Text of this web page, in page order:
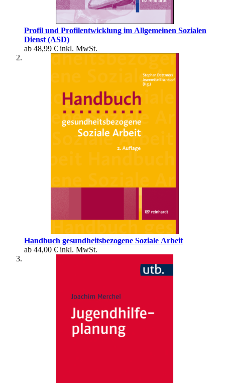
Profil und Profilentwicklung im Allgemeinen Sozialen
Dienst (ASD)
ab 48,99 € inkl. MwSt.
Handbuch gesundheitsbezogene Soziale Arbeit
ab 44,00 € inkl. MwSt.